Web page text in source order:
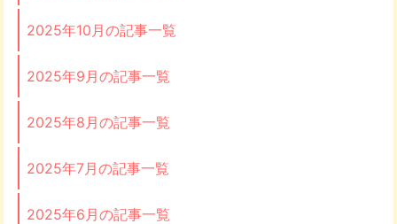
2025年10月の記事一覧
2025年9月の記事一覧
2025年8月の記事一覧
2025年7月の記事一覧
2025年6月の記事一覧